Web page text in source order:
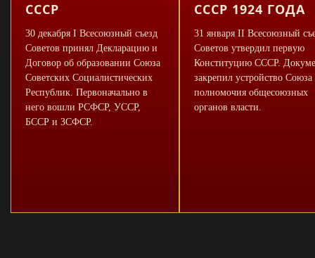
СССР
30 декабря I Всесоюзный съезд
Советов принял Декларацию и
Договор об образовании Союза
Советских Социалистических
Республик. Первоначально в
него вошли РСФСР, УССР,
БССР и ЗСФСР.
СССР 1924 ГОДА
31 января II Всесоюзный
Советов утвердил первую
Конституцию СССР.
закрепил устройство Союза
полномочия общесоюзных
органов власти.